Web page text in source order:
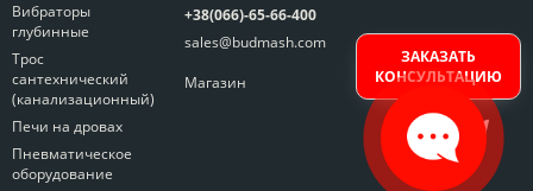
Вибраторы
глубинные
Трос
сантехнический
(канализационный)
Печи на дровах
Пневматическое
оборудование
+38(066)-65-66-400
sales@budmash.com
Магазин
ЗАКАЗАТЬ
КОНСУЛЬТАЦИЮ